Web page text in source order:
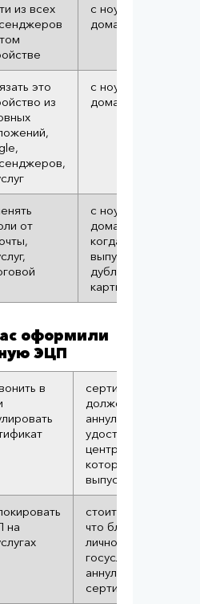
из всех
с ноутбука или
домашнего ПК
это
из
с ноутбука или
домашнего ПК
от
с ноутбука или
домашнего ПК,
когда уже будет
выпущен
дубликат сим-
карты
оформили
ЭЦП
в
сертификат
должен быть
аннулирован
удостоверяющим
центром,
который его
выпустил
на
стоит понимать
что блокировка в
личном кабинете
госуслуг не
аннулирует
сертификат